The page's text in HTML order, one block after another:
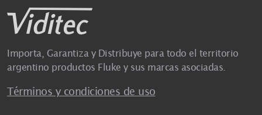
Importa, Garantiza y Distribuye para todo el territorio
argentino productos Fluke y sus marcas asociadas.
Términos y condiciones de uso